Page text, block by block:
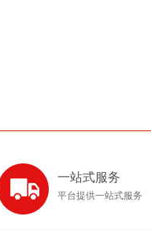
一站式服务
平台提供一站式服务